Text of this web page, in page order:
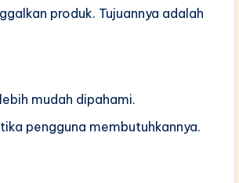
produk. Tujuannya adalah
mudah dipahami.
pengguna membutuhkannya.